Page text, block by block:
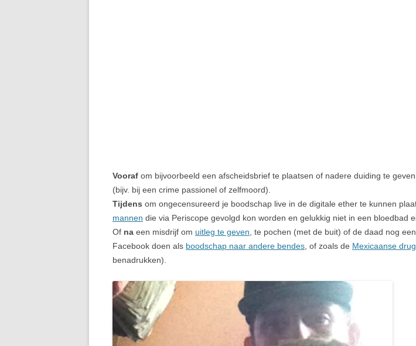
Vooraf om bijvoorbeeld een afscheidsbrief te plaatsen of nadere duiding te
(bijv. bij een crime passionel of zelfmoord).
Tijdens om ongecensureerd je boodschap live in de digitale ether te kunnen
mannen die via Periscope gevolgd kon worden en gelukkig niet in een bloedbad
Of na een misdrijf om uitleg te geven , te pochen (met de buit) of de daad nog
Facebook doen als boodschap naar andere bendes , of zoals de Mexicaanse
benadrukken).